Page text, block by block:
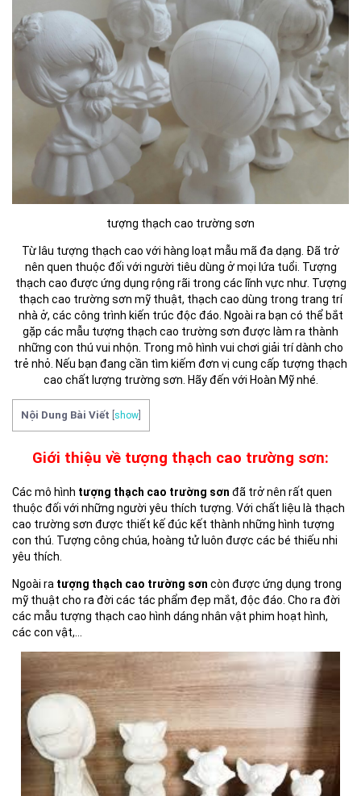
tượng thạch cao trường sơn
Từ lâu tượng thạch cao với hàng loạt mẫu mã đa dạng. Đã trở
nên quen thuộc đối với người tiêu dùng ở mọi lứa tuổi. Tượng
thạch cao được ứng dụng rộng rãi trong các lĩnh vực như. Tượng
thạch cao trường sơn mỹ thuật, thạch cao dùng trong trang trí
nhà ở, các công trình kiến trúc độc đáo. Ngoài ra bạn có thể bắt
gặp các mẫu tượng thạch cao trường sơn được làm ra thành
những con thú vui nhộn. Trong mô hình vui chơi giải trí dành cho
trẻ nhỏ. Nếu bạn đang cần tìm kiếm đơn vị cung cấp tượng thạch
cao chất lượng trường sơn. Hãy đến với Hoàn Mỹ nhé.
Nội Dung Bài Viết show
Giới thiệu về tượng thạch cao trường sơn:
Các mô hình tượng thạch cao trường sơn đã trở nên rất quen
thuộc đối với những người yêu thích tượng. Với chất liệu là thạch
cao trường sơn được thiết kế đúc kết thành những hình tượng
con thú. Tượng công chúa, hoàng tử luôn được các bé thiếu nhi
yêu thích.
Ngoài ra tượng thạch cao trường sơn còn được ứng dụng trong
mỹ thuật cho ra đời các tác phẩm đẹp mắt, độc đáo. Cho ra đời
các mẫu tượng thạch cao hình dáng nhân vật phim hoạt hình,
các con vật,…